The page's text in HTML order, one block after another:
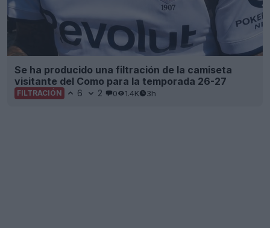
Se ha producido una filtración de la camiseta
visitante del Como para la temporada 26-27
FILTRACIÓN 6 2 0 1.4K 3h